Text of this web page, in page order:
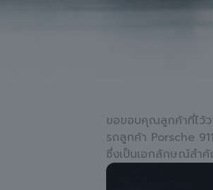
ขอขอบคุณลูกค้าที่ไว้ว
รถลูกค้า Porsche
ซึ่งเป็นเอกลักษณ์สำ